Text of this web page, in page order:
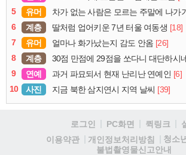
5
유머 차가 없는 사람은 모르는 주말에 나가
6
계층 딸처럼 업어키운 7년 터울 여동생 [18]
7
유머 얼마나 화가났는지 감도 안옴 [26]
8
계층 30점 만점에 29점을 쏘다니 대단하시
9
연예 과거 파묘되서 현재 난리난 연예인 [6]
10
사진 지금 북한 삼지연시 지역 날씨 [39]
로그인 PC화면 퀵링크
이용약관
개인정보처리방침
청소
불법촬영물신고안내